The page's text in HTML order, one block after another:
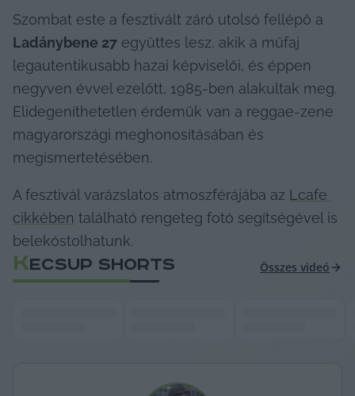
Ladánybene 27 együttes lesz, akik a műfaj
legautentikusabb hazai képviselői, és éppen
negyven évvel ezelőtt, 1985-ben alakultak meg.
Elidegeníthetetlen érdemük van a reggae-zene
magyarországi meghonosításában és
megismertetésében.
A fesztivál varázslatos atmoszférájába az Lcafe
cikkében található rengeteg fotó segítségével is
belekóstolhatunk.
KECSUP SHORTS Összes videó